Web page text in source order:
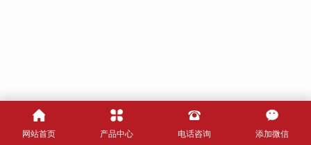
网站首页 产品中心 电话咨询 添加微信